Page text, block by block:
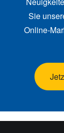
Sie
Online-